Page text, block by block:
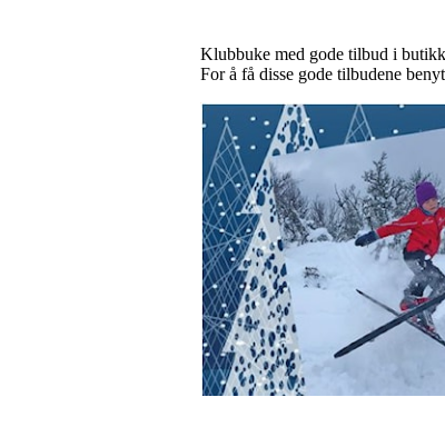
Klubbuke med gode tilbud i
For å få disse gode tilbudene